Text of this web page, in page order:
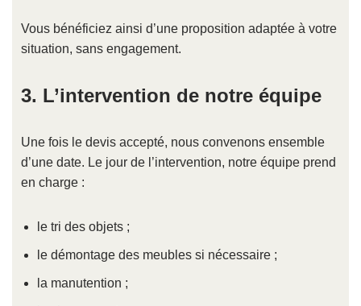
Vous bénéficiez ainsi d’une proposition adaptée à votre
situation, sans engagement.
3. L’intervention de notre équipe
Une fois le devis accepté, nous convenons ensemble
d’une date. Le jour de l’intervention, notre équipe prend
en charge :
le tri des objets ;
le démontage des meubles si nécessaire ;
la manutention ;